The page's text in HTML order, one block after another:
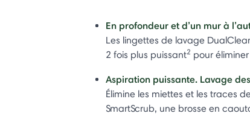
En profondeur et d’un mur à
Les lingettes de lavage
2 fois plus puissant2 pour
Aspiration puissante. Lavage
Élimine les miettes et les traces
SmartScrub, une brosse en